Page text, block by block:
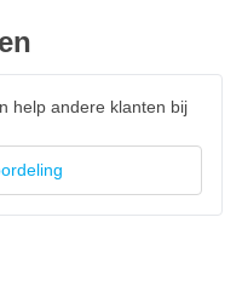
help andere klanten bij